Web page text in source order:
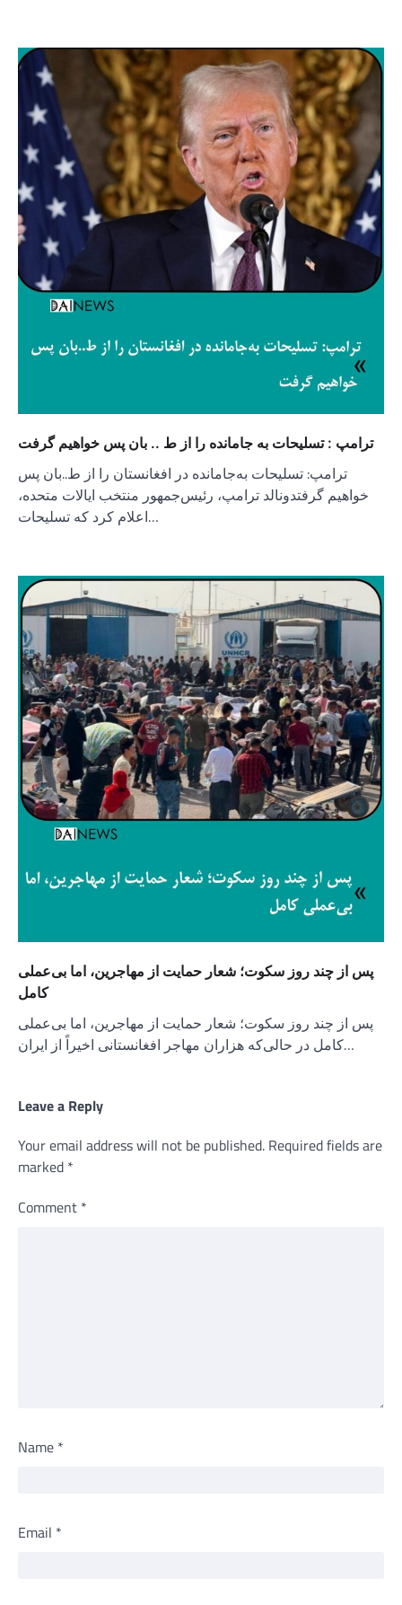
ترامپ : تسلیحات به جامانده را از ط .. بان پس خواهیم گرفت
ترامپ: تسلیحات به‌جامانده در افغانستان را از ط..بان پس
خواهیم گرفتدونالد ترامپ، رئیس‌جمهور منتخب ایالات متحده،
اعلام کرد که تسلیحات…
پس از چند روز سکوت؛ شعار حمایت از مهاجرین، اما بی‌عملی
کامل
پس از چند روز سکوت؛ شعار حمایت از مهاجرین، اما بی‌عملی
کامل در حالی‌که هزاران مهاجر افغانستانی اخیراً از ایران…
Leave a Reply
Your email address will not be published. Required fields are
marked *
Comment *
Name *
Email *